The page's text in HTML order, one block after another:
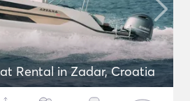
Rental in Zadar, Croatia